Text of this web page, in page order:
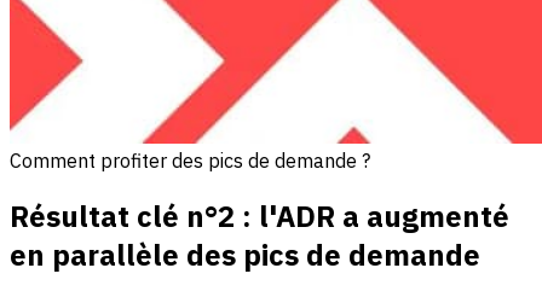
Comment profiter des pics de demande ?
Résultat clé n°2 : l'ADR a augmenté
en parallèle des pics de demande